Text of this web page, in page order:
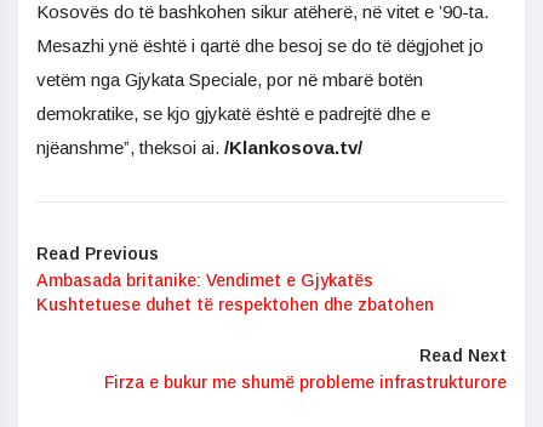
Kosovës do të bashkohen sikur atëherë, në vitet e ’90-ta.
Mesazhi ynë është i qartë dhe besoj se do të dëgjohet jo
vetëm nga Gjykata Speciale, por në mbarë botën
demokratike, se kjo gjykatë është e padrejtë dhe e
njëanshme”, theksoi ai. /Klankosova.tv/
Read Previous
Ambasada britanike: Vendimet e Gjykatës
Kushtetuese duhet të respektohen dhe zbatohen
Read Next
Firza e bukur me shumë probleme infrastrukturore